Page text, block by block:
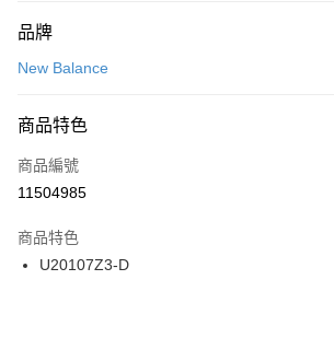
台灣樂天信用卡公司
【關於「AFTEE先享後付」】
便利好安心！
３．安心：先確認商品／服務後，再付款。
【「AFTEE先享後付」結帳流程】
１．於結帳方式選擇「AFTEE先享後付」後，將跳轉
２．訂單成立數日內，您將收到繳費通知簡訊。
３．收到繳費通知簡訊後14天內，點擊此簡訊中的連
ATM／網路銀行／等多元方式進行付款，方視為交易
運送方式
每筆NT$100，滿NT$1,500(含以上)免運費
宅配
每筆NT$100，滿NT$1,500(含以上)免運費
付款後門市自取
每筆NT$100，滿NT$1,500(含以上)免運費
品牌
New Balance
商品特色
商品編號
11504985
商品特色
U20107Z3-D